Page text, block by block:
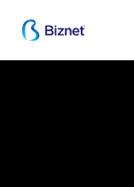
main